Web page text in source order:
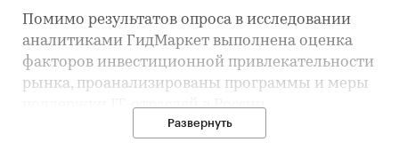
Помимо результатов опроса в исследовании
аналитиками ГидМаркет выполнена оценка
факторов инвестиционной привлекательности
рынка, проанализированы программы и меры
поддержки IT-отраслей в России,
потребительские тренды, проблемы и угрозы
Развернуть